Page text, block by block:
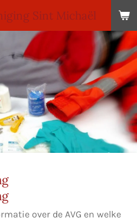
Sint Michaël
over de AVG en welke